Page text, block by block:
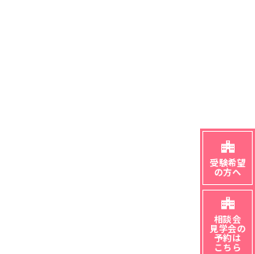
受験希望
の方へ
相談会
見学会の
予約は
こちら